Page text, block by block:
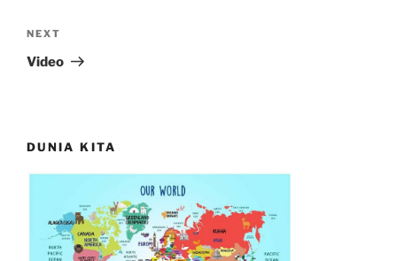
Next
Post
NEXT
Video
DUNIA KITA